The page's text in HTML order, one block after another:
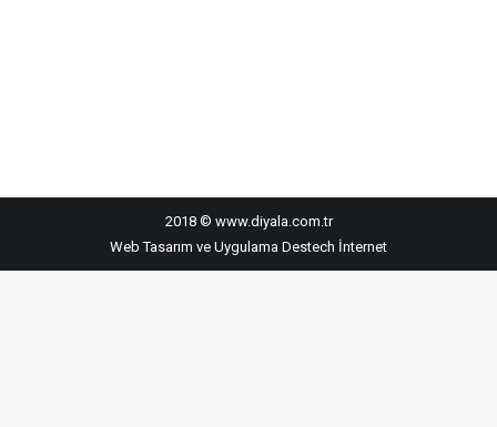
2018 © www.diyala.com.tr
Web Tasarım ve Uygulama Destech İnternet